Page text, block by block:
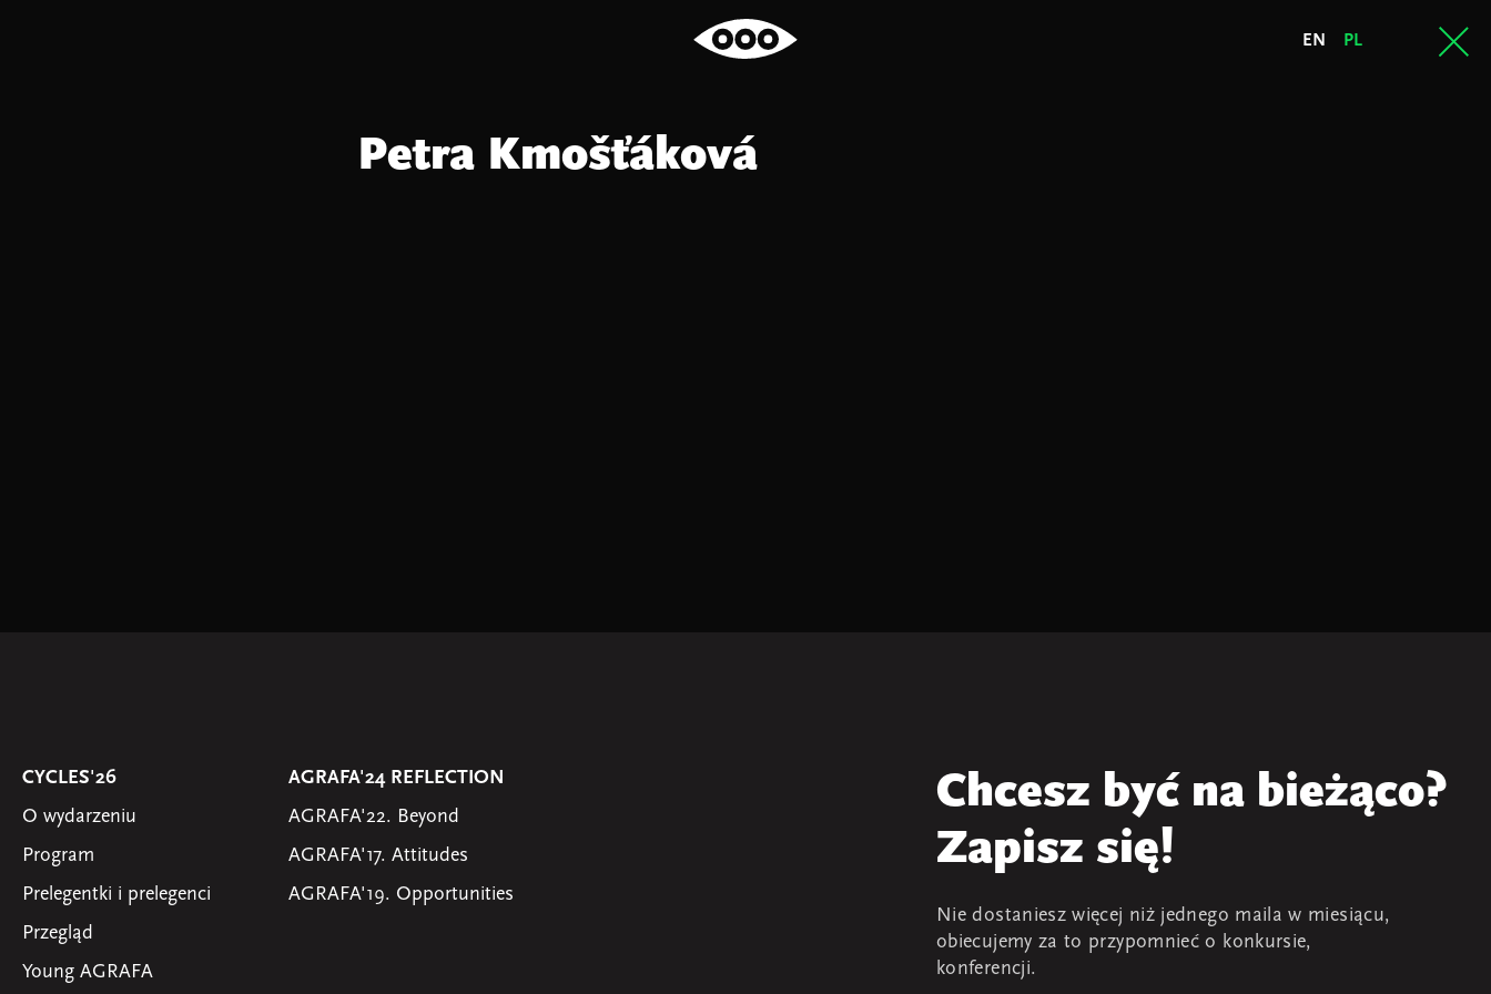
EN PL
Petra Kmošťáková
CYCLES'26
O wydarzeniu
Program
Prelegentki i prelegenci
Przegląd
Young AGRAFA
AGRAFA'24 REFLECTION
AGRAFA'22. Beyond
AGRAFA'17. Attitudes
AGRAFA'19. Opportunities
Chcesz być na bieżąco?
Zapisz się!
Nie dostaniesz więcej niż jednego maila w miesiącu,
obiecujemy za to przypomnieć o konkursie,
konferencji.